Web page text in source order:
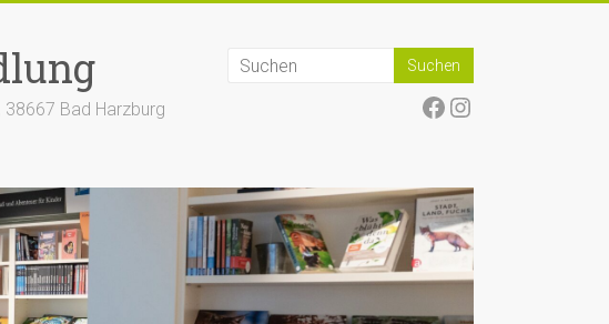
Bad Harzburg Facebook
Instagram